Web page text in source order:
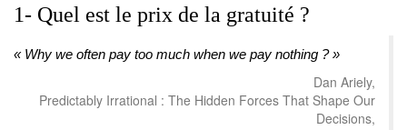
1- Quel est le prix de la gratuité ?
« Why we often pay too much when we pay nothing ? »
Dan Ariely,
Predictably Irrational : The Hidden Forces That Shape Our
Decisions,